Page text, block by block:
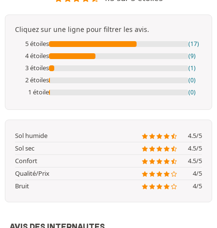
Cliquez sur une ligne pour filtrer les avis.
5 étoiles (17)
4 étoiles (9)
3 étoiles (1)
2 étoiles (0)
1 étoile (0)
Sol humide
4.5/5
Sol sec
4.5/5
Confort
4.5/5
Qualité/Prix
4/5
Bruit
4/5